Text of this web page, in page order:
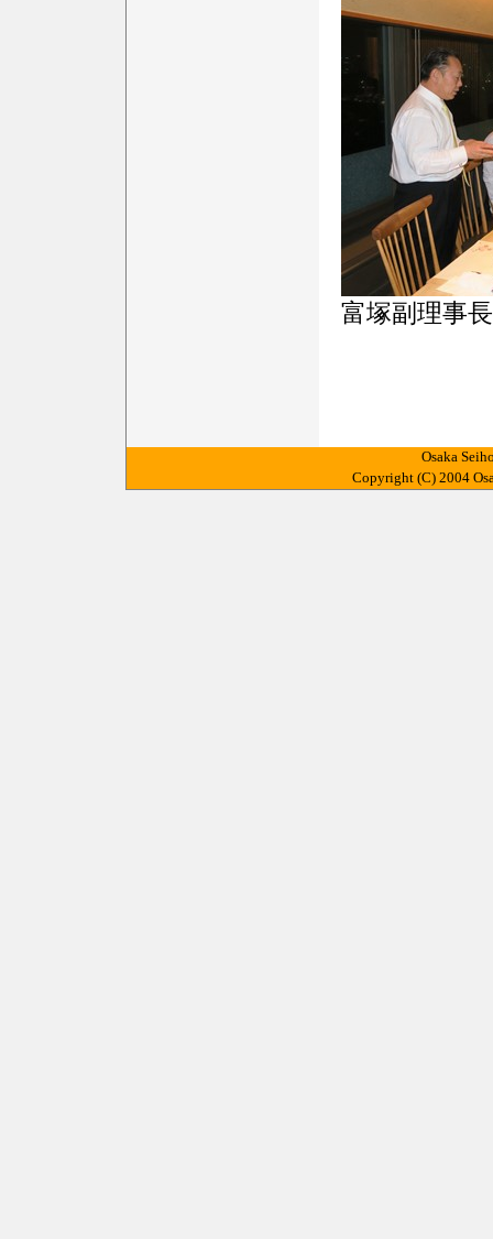
富塚副理事
Osaka
Copyright (C) 2004